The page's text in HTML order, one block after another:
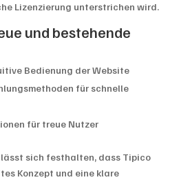
Lizenzierung unterstrichen wird.
und bestehende
Bedienung der Website
für schnelle
für treue Nutzer
sich festhalten, dass Tipico
Konzept und eine klare